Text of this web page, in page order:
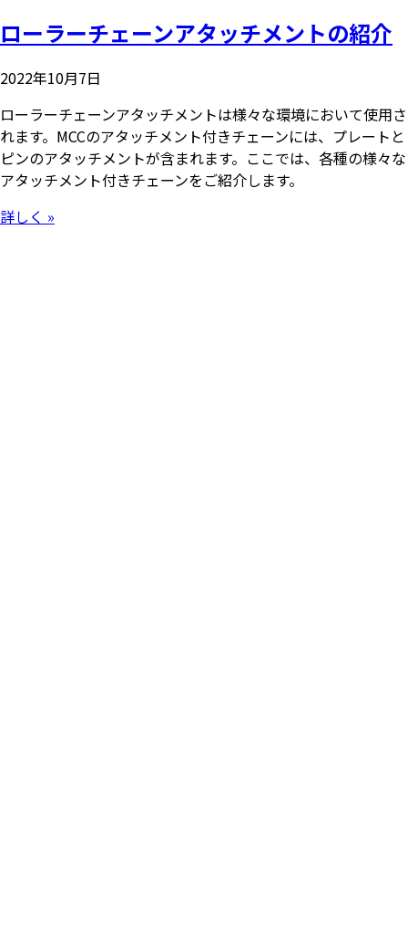
ローラーチェーンアタッチメントの紹介
2022年10月7日
ローラーチェーンアタッチメントは様々な環境において使用さ
れます。MCCのアタッチメント付きチェーンには、プレートと
ピンのアタッチメントが含まれます。ここでは、各種の様々な
アタッチメント付きチェーンをご紹介します。
詳しく »